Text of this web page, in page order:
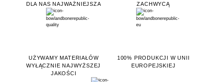
DLA NAS NAJWAŻNIEJSZA
ZACHWYCĄ
UŻYWAMY MATERIAŁÓW
WYŁĄCZNIE NAJWYŻSZEJ
JAKOŚCI
100% PRODUKCJI W UNII
EUROPEJSKIEJ